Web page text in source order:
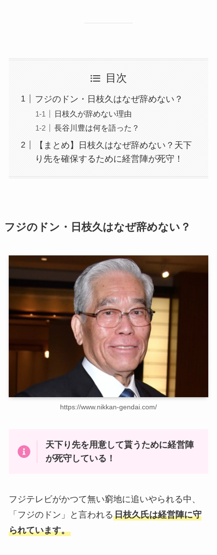
目次
フジのドン・日枝久はなぜ辞めない？
日枝久が辞めない理由
長谷川豊は何を語った？
【まとめ】日枝久はなぜ辞めない？天下
り先を確保するために経営陣が死守！
フジのドン・日枝久はなぜ辞めない？
https://www.nikkan-gendai.com/
天下り先を用意して貰うために経営陣
が死守している！
フジテレビがかつて無い窮地に追いやられる中、
「フジのドン」と言われる日枝久氏は経営陣に守
られています。